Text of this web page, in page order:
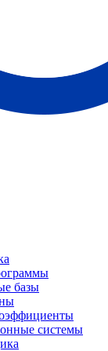
базы
системы